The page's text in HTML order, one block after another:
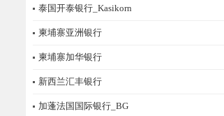
泰国开泰银行_Kasikorn
柬埔寨亚洲银行
柬埔寨加华银行
新西兰汇丰银行
加蓬法国国际银行_BG